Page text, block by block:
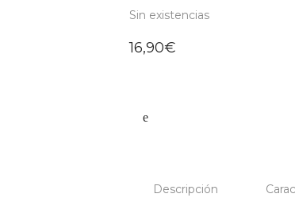
Sin existencias
16,90€
Descripción